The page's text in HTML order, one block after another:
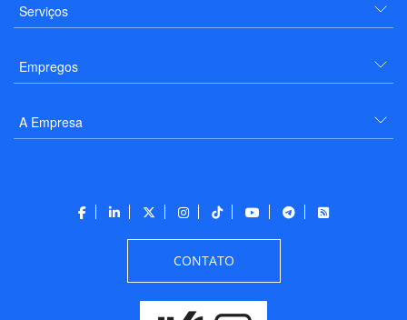
Serviços
Empregos
A Empresa
CONTATO